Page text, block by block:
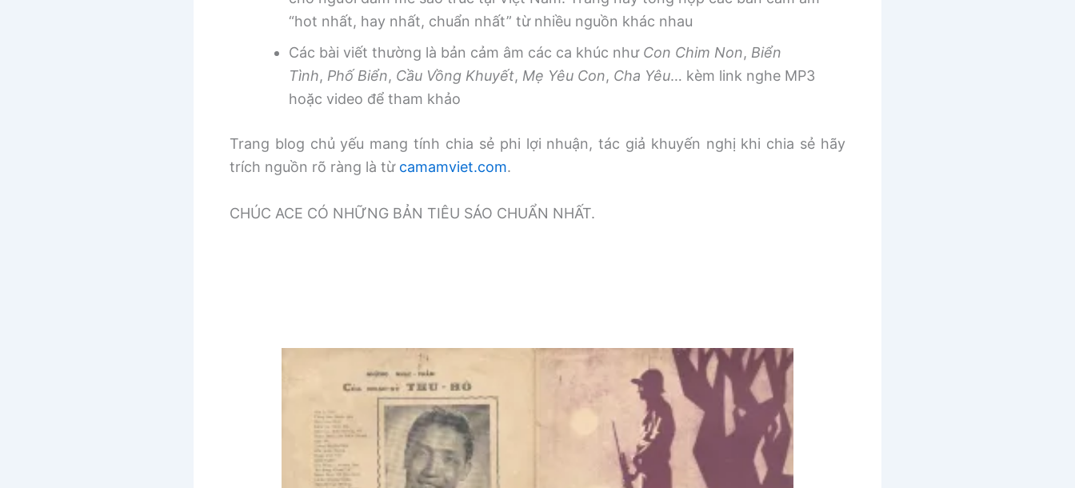
“hot nhất, hay nhất, chuẩn nhất” từ nhiều nguồn khác nhau
Các bài viết thường là bản cảm âm các ca khúc như Con Chim Non, Biển
Tình, Phố Biển, Cầu Vồng Khuyết, Mẹ Yêu Con, Cha Yêu… kèm link nghe MP3
hoặc video để tham khảo
Trang blog chủ yếu mang tính chia sẻ phi lợi nhuận, tác giả khuyến nghị khi chia sẻ hãy
trích nguồn rõ ràng là từ camamviet.com.
CHÚC ACE CÓ NHỮNG BẢN TIÊU SÁO CHUẨN NHẤT.